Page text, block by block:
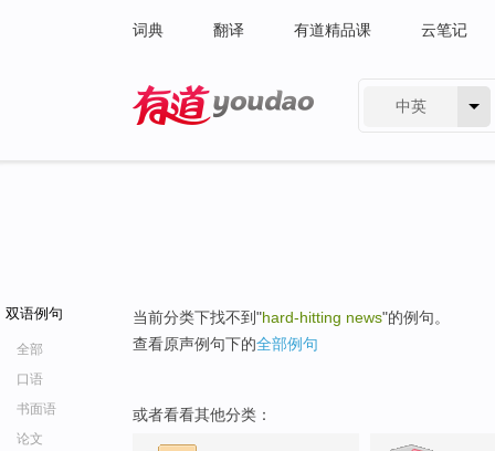
词典 翻译 有道精品课 云笔记
中英
双语例句
全部
口语
书面语
论文
当前分类下找不到"hard-hitting news"的例句。
查看原声例句下的全部例句
或者看看其他分类：